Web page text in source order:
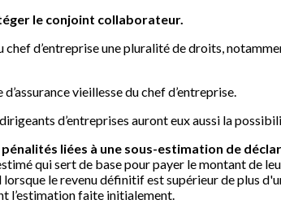
le conjoint collaborateur.
d’entreprise une pluralité de droits,
vieillesse du chef d’entreprise.
d’entreprises auront eux aussi la
liées à une sous-estimation de
qui sert de base pour payer le montant de
le revenu définitif est supérieur de plus
l’estimation faite initialement.